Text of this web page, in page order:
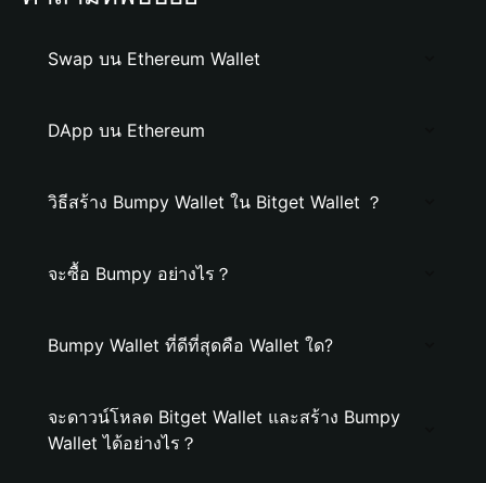
Swap บน Ethereum Wallet
DApp บน Ethereum
วิธีสร้าง Bumpy Wallet ใน Bitget Wallet ？
จะซื้อ Bumpy อย่างไร？
Bumpy Wallet ที่ดีที่สุดคือ Wallet ใด?
จะดาวน์โหลด Bitget Wallet และสร้าง Bumpy
Wallet ได้อย่างไร？